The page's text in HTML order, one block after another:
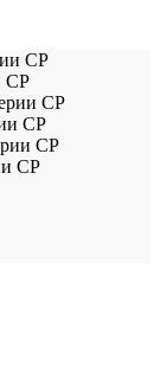
СР
CP
CP